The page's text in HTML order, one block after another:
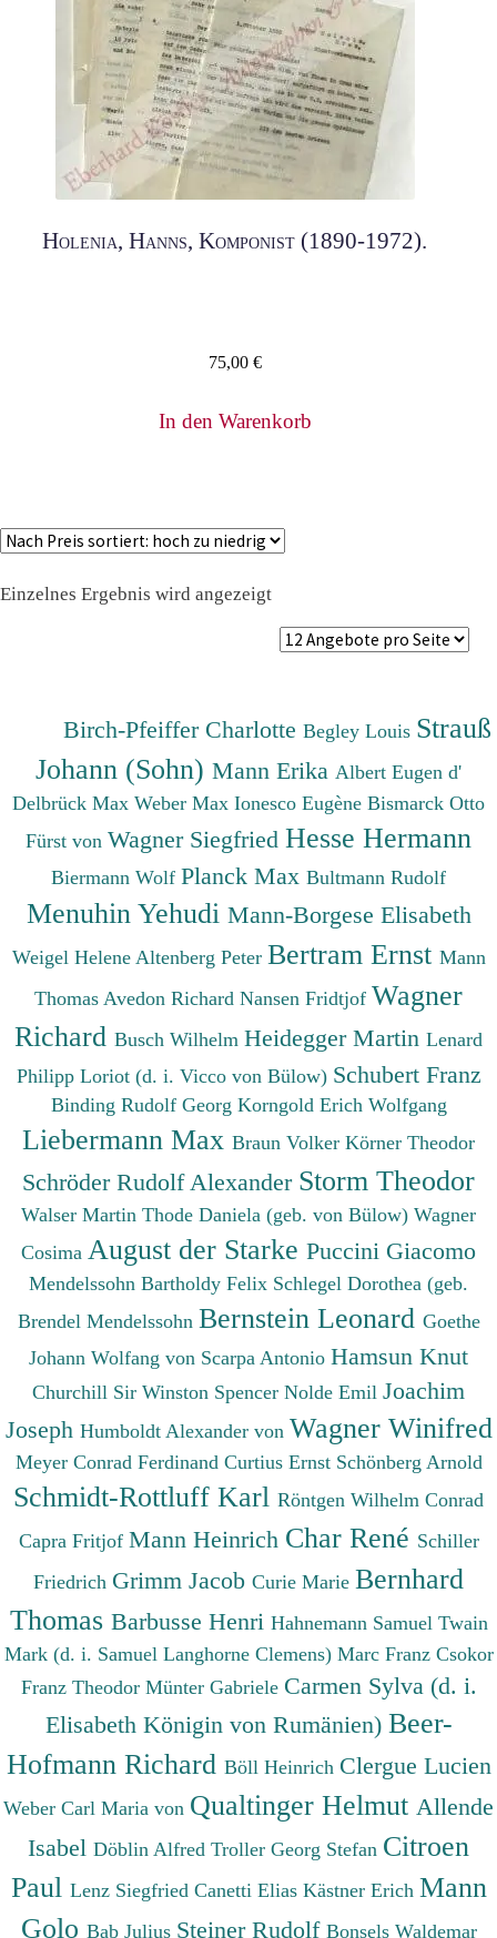
Holenia, Hanns, Komponist (1890-1972).
75,00 €
In den Warenkorb
Einzelnes Ergebnis wird angezeigt
Birch-Pfeiffer CharlotteBegley Louis Strauß
Johann (Sohn) Mann Erika Albert Eugen d'
Delbrück Max Weber Max Ionesco Eugène Bismarck Otto
Fürst von Wagner Siegfried Hesse Hermann
Biermann Wolf Planck Max Bultmann Rudolf
Menuhin Yehudi Mann-Borgese Elisabeth
Weigel Helene Altenberg Peter Bertram Ernst Mann
Thomas Avedon Richard Nansen Fridtjof Wagner
Richard Busch Wilhelm Heidegger Martin Lenard
Philipp Loriot (d. i. Vicco von Bülow) Schubert Franz
Binding Rudolf Georg Korngold Erich Wolfgang
Liebermann Max Braun Volker Körner Theodor
Schröder Rudolf Alexander Storm Theodor
Walser Martin Thode Daniela (geb. von Bülow) Wagner
Cosima August der Starke Puccini Giacomo
Mendelssohn Bartholdy Felix Schlegel Dorothea (geb.
Brendel Mendelssohn Bernstein Leonard Goethe
Johann Wolfang von Scarpa Antonio Hamsun Knut
Churchill Sir Winston Spencer Nolde Emil Joachim
Joseph Humboldt Alexander von Wagner Winifred
Meyer Conrad Ferdinand Curtius Ernst Schönberg Arnold
Schmidt-Rottluff Karl Röntgen Wilhelm Conrad
Capra Fritjof Mann Heinrich Char René Schiller
Friedrich Grimm Jacob Curie Marie Bernhard
Thomas Barbusse Henri Hahnemann Samuel Twain
Mark (d. i. Samuel Langhorne Clemens) Marc Franz Csokor
Franz Theodor Münter Gabriele Carmen Sylva (d. i.
Elisabeth Königin von Rumänien) Beer-
Hofmann Richard Böll Heinrich Clergue Lucien
Weber Carl Maria von Qualtinger Helmut Allende
Isabel Döblin Alfred Troller Georg Stefan Citroen
Paul Lenz Siegfried Canetti Elias Kästner Erich Mann
Golo Bab Julius Steiner Rudolf Bonsels Waldemar